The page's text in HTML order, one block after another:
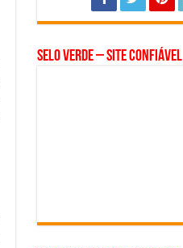
Selo Verde – Site Confiável